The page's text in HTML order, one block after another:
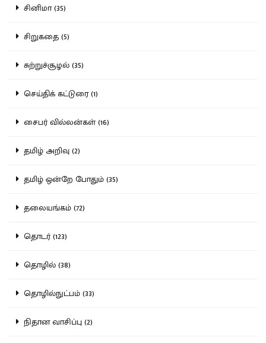
சினிமா (35)
சிறுகதை (5)
சுற்றுச்சூழல் (35)
செய்திக் கட்டுரை (1)
சைபர் வில்லன்கள் (16)
தமிழ் அறிவு (2)
தமிழ் ஒன்றே போதும் (35)
தலையங்கம் (72)
தொடர் (123)
தொழில் (38)
தொழில்நுட்பம் (33)
நிதான வாசிப்பு (2)